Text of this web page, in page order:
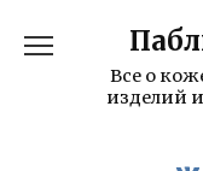
содержаниюВсе о
изделий